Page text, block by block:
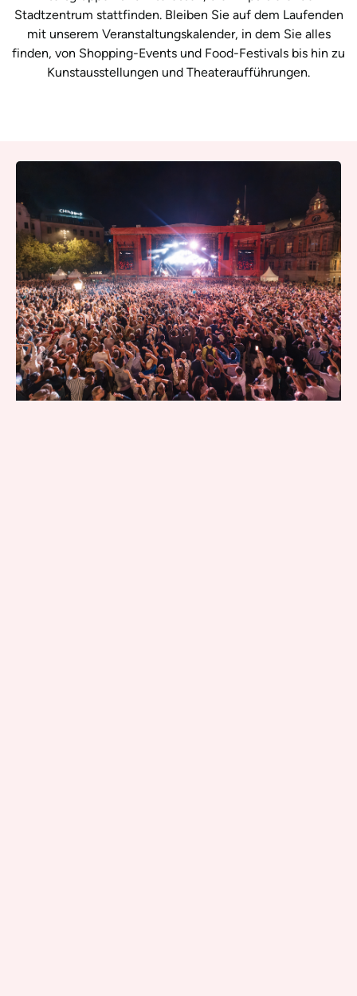
Stadtzentrum stattfinden. Bleiben Sie auf dem Laufenden
mit unserem Veranstaltungskalender, in dem Sie alles
finden, von Shopping-Events und Food-Festivals bis hin zu
Kunstausstellungen und Theateraufführungen.